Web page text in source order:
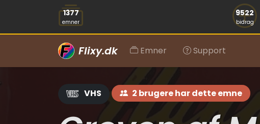
1377
emner
9522
bidrag
Flixy.dk Emner Support
VHS 2 brugere har dette emne